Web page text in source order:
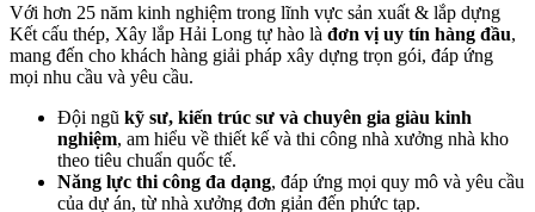
Với hơn 25 năm kinh nghiệm trong lĩnh vực sản xuất & lắp dựng
Kết cấu thép, Xây lắp Hải Long tự hào là đơn vị uy tín hàng đầu,
mang đến cho khách hàng giải pháp xây dựng trọn gói, đáp ứng
mọi nhu cầu và yêu cầu.
Đội ngũ kỹ sư, kiến trúc sư và chuyên gia giàu kinh
nghiệm, am hiểu về thiết kế và thi công nhà xưởng nhà kho
theo tiêu chuẩn quốc tế.
Năng lực thi công đa dạng, đáp ứng mọi quy mô và yêu cầu
của dự án, từ nhà xưởng đơn giản đến phức tạp.